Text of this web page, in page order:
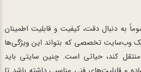
به دنبال دقت، کیفیت و قابلیت اطمینان
وب‌سایت تخصصی که بتواند این ویژگی‌ها
کند، حیاتی است. چنین سایتی باید